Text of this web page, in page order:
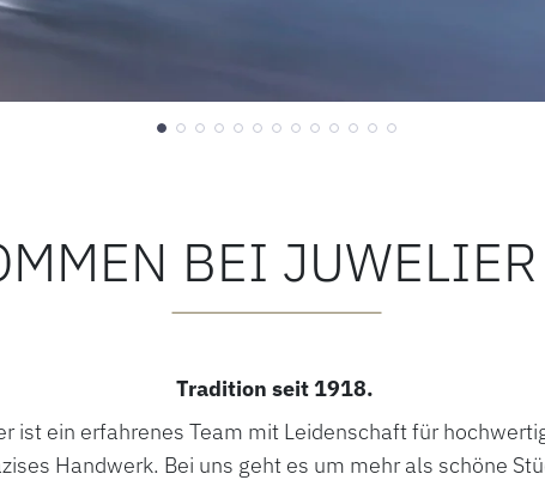
BEI
Tradition seit 1918.
ist ein erfahrenes Team mit Leidenschaft für
Handwerk. Bei uns geht es um mehr als schöne